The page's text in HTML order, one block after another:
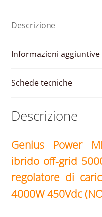
Descrizione
Informazioni aggiuntive
Schede tecniche
Descrizione
Genius Power
ibrido off-grid
regolatore di
4000W 450Vdc